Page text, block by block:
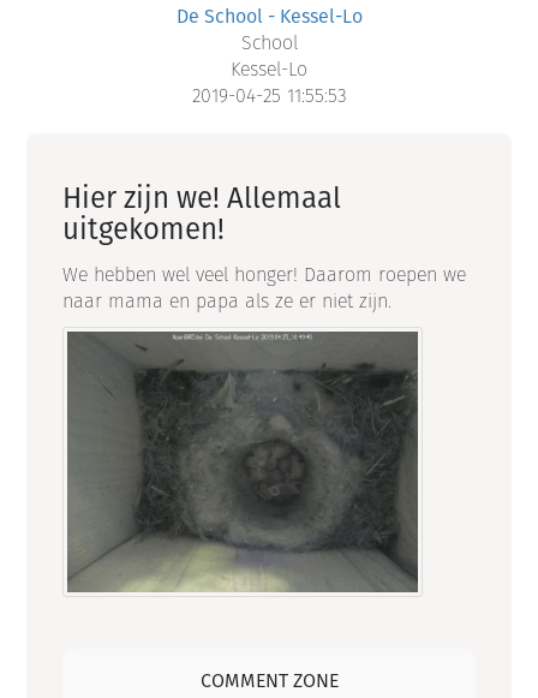
De School - Kessel-Lo
School
Kessel-Lo
2019-04-25 11:55:53
Hier zijn we! Allemaal
uitgekomen!
We hebben wel veel honger! Daarom roepen we
naar mama en papa als ze er niet zijn.
COMMENT ZONE